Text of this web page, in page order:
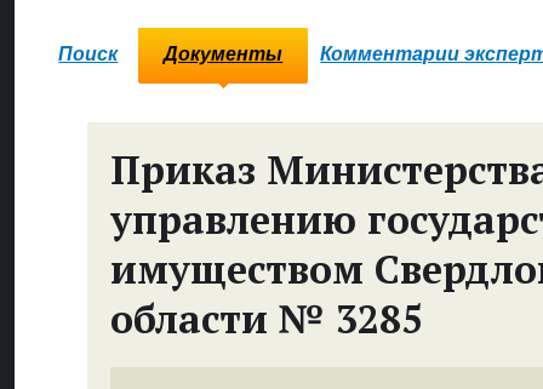
Поиск Документы Комментарии
Приказ
управлению
имуществом
области № 3285